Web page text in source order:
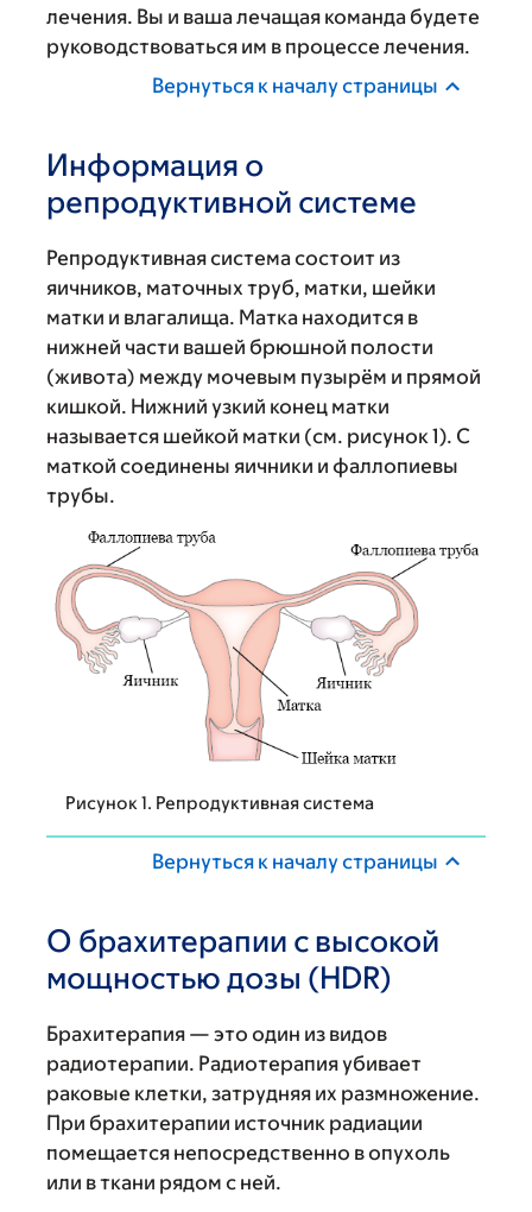
лечения. Вы и ваша лечащая команда будете
руководствоваться им в процессе лечения.
Вернуться к началу страницы
Информация о
репродуктивной системе
Репродуктивная система состоит из
яичников, маточных труб, матки, шейки
матки и влагалища. Матка находится в
нижней части вашей брюшной полости
(живота) между мочевым пузырём и прямой
кишкой. Нижний узкий конец матки
называется шейкой матки (см. рисунок 1). С
маткой соединены яичники и фаллопиевы
трубы.
Рисунок 1. Репродуктивная система
Вернуться к началу страницы
О брахитерапии с высокой
мощностью дозы (HDR)
Брахитерапия — это один из видов
радиотерапии. Радиотерапия убивает
раковые клетки, затрудняя их размножение.
При брахитерапии источник радиации
помещается непосредственно в опухоль
или в ткани рядом с ней.